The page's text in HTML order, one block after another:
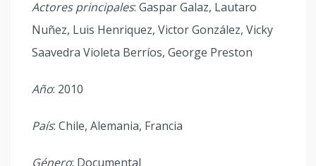
Actores principales: Gaspar Galaz, Lautaro
Nuñez, Luis Henriquez, Victor González, Vicky
Saavedra Violeta Berríos, George Preston
Año: 2010
País: Chile, Alemania, Francia
Género: Documental